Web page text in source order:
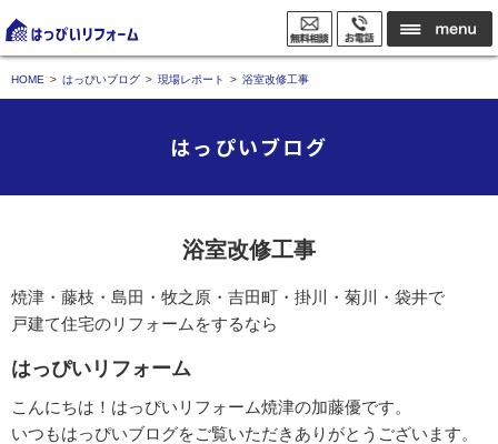
HOME はっぴいブログ 現場レポート 浴室改修工事
はっぴいブログ
浴室改修工事
焼津・藤枝・島田・牧之原・吉田町・掛川・菊川・袋井で
戸建て住宅のリフォームをするなら
はっぴいリフォーム
こんにちは！はっぴいリフォーム焼津の加藤優です。
いつもはっぴいブログをご覧いただきありがとうございます。